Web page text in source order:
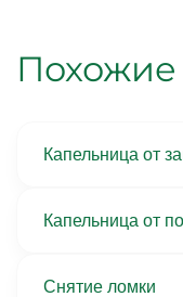
Похожие
Капельница от
Капельница от
Снятие ломки